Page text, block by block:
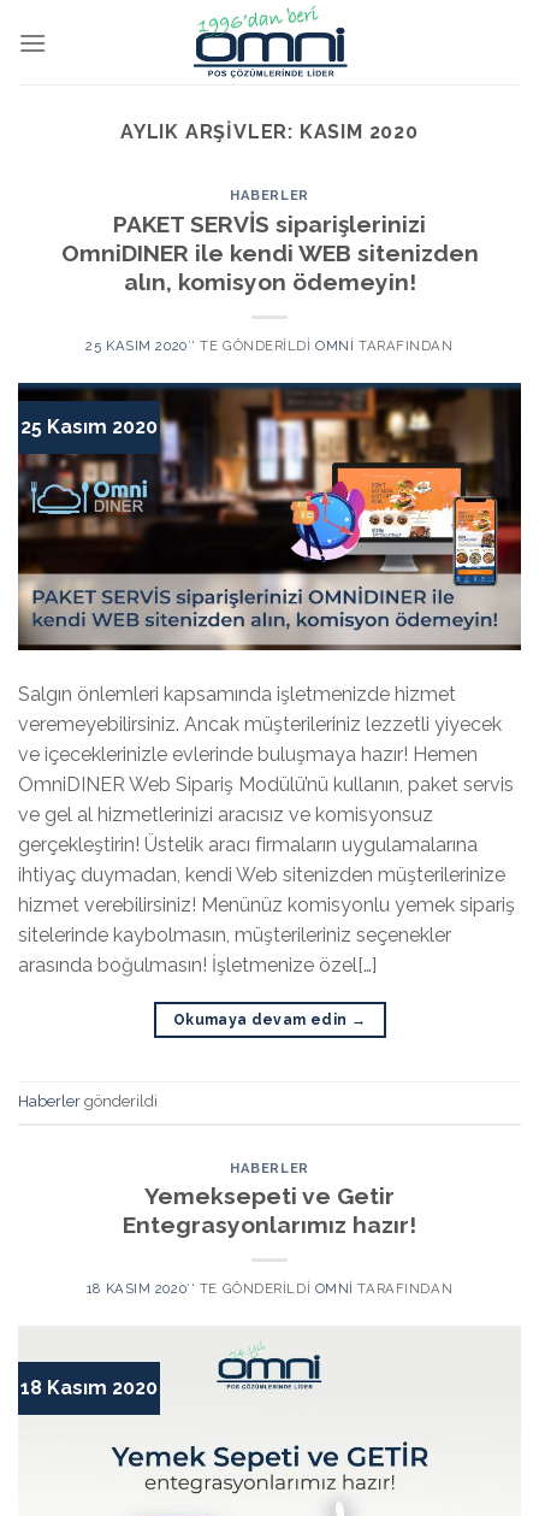
AYLIK ARŞIVLER: KASIM 2020
HABERLER
PAKET SERVİS siparişlerinizi
OmniDINER ile kendi WEB sitenizden
alın, komisyon ödemeyin!
25 KASIM 2020’' TE GÖNDERILDI OMNI TARAFINDAN
25 Kasım 2020
Salgın önlemleri kapsamında işletmenizde hizmet
veremeyebilirsiniz. Ancak müşterileriniz lezzetli yiyecek
ve içeceklerinizle evlerinde buluşmaya hazır! Hemen
OmniDINER Web Sipariş Modülü’nü kullanın, paket servis
ve gel al hizmetlerinizi aracısız ve komisyonsuz
gerçekleştirin! Üstelik aracı firmaların uygulamalarına
ihtiyaç duymadan, kendi Web sitenizden müşterilerinize
hizmet verebilirsiniz! Menünüz komisyonlu yemek sipariş
sitelerinde kaybolmasın, müşterileriniz seçenekler
arasında boğulmasın! İşletmenize özel[…]
Okumaya devam edin →
Haberler gönderildi
HABERLER
Yemeksepeti ve Getir
Entegrasyonlarımız hazır!
18 KASIM 2020’' TE GÖNDERILDI OMNI TARAFINDAN
18 Kasım 2020